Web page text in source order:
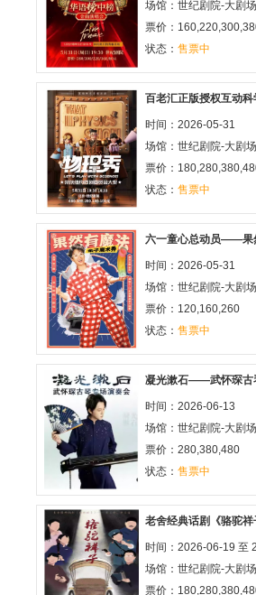
场馆： 世纪剧院-大剧场
票价：
状态： 售票中
百老汇正版授权互动科
时间：2026-05-31
场馆： 世纪剧院-大剧场
票价：
状态： 售票中
六一童心总动员——果
时间：2026-05-31
场馆： 世纪剧院-大剧场
票价：120,160,260
状态： 售票中
凝光漱石——武怀琛古
时间：2026-06-13
场馆： 世纪剧院-大剧场
票价：280,380,480
状态： 售票中
老舍经典话剧《骆驼祥
时间：2026-06-19 至
场馆： 世纪剧院-大剧场
票价：